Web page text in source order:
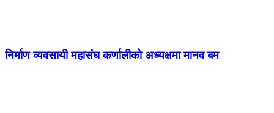
निर्माण व्यवसायी महासंघ कर्णालीको अध्यक्षमा मानव बम